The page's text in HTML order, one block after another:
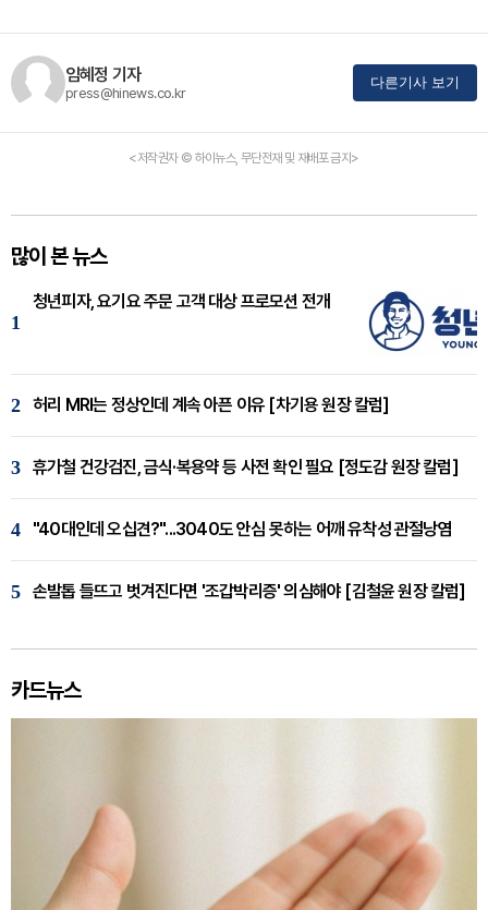
임혜정 기자
press@hinews.co.kr
다른기사 보기
<저작권자 © 하이뉴스, 무단전재 및 재배포 금지>
많이 본 뉴스
1
청년피자, 요기요 주문 고객 대상 프로모션 전개
2 허리 MRI는 정상인데 계속 아픈 이유 [차기용 원장 칼럼]
3 휴가철 건강검진, 금식·복용약 등 사전 확인 필요 [정도감 원장 칼럼]
4 "40대인데 오십견?"...3040도 안심 못하는 어깨 유착성 관절낭염
5 손발톱 들뜨고 벗겨진다면 '조갑박리증' 의심해야 [김철윤 원장 칼럼]
카드뉴스